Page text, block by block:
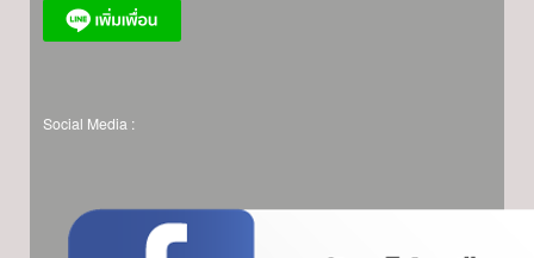
Social Media :